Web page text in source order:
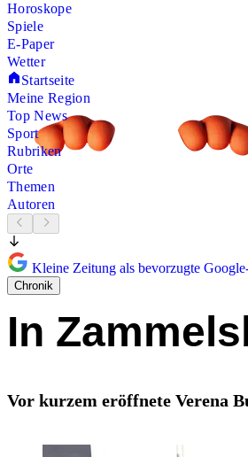
Horoskope
Spiele
E-Paper
Wetter
Startseite
Meine Region
Top News
Sport
Rubriken
Orte
Themen
Autoren
Kleine Zeitung als bevorzugte
Chronik
In
Vor kurzem eröffnete Verena